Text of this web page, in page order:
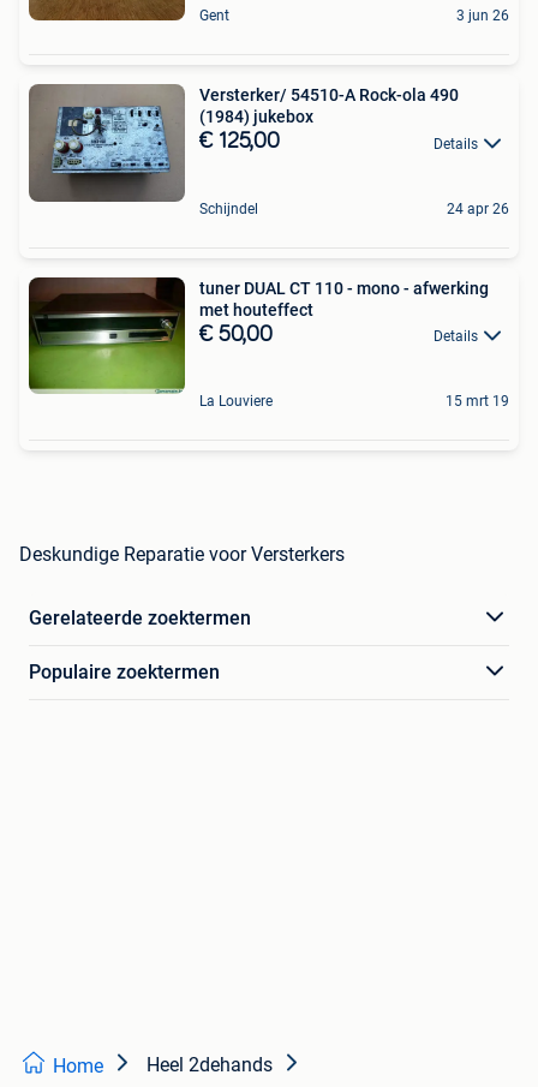
Gent 3 jun 26
Versterker/ 54510-A Rock-ola 490
(1984) jukebox
€ 125,00 Details
Schijndel 24 apr 26
tuner DUAL CT 110 - mono - afwerking
met houteffect
€ 50,00 Details
La Louviere 15 mrt 19
Deskundige Reparatie voor Versterkers
Gerelateerde zoektermen
Populaire zoektermen
Home Heel 2dehands